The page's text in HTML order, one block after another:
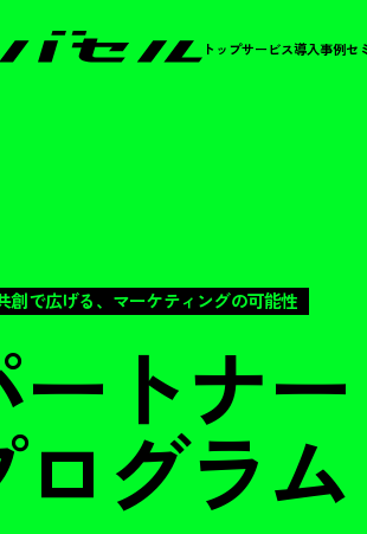
トップサービス導入事例セ
創で広げる、マーケティングの可能性
ートナー
ログラム